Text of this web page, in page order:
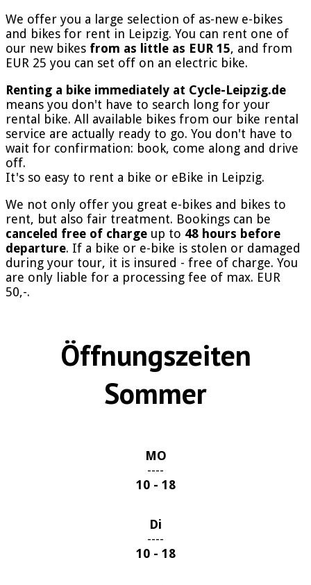
We offer you a large selection of as-new e-bikes
and bikes for rent in Leipzig. You can rent one of
our new bikes from as little as EUR 15, and from
EUR 25 you can set off on an electric bike.
Renting a bike immediately at Cycle-Leipzig.de
means you don't have to search long for your
rental bike. All available bikes from our bike rental
service are actually ready to go. You don't have to
wait for confirmation: book, come along and drive
off.
It's so easy to rent a bike or eBike in Leipzig.
We not only offer you great e-bikes and bikes to
rent, but also fair treatment. Bookings can be
canceled free of charge up to 48 hours before
departure. If a bike or e-bike is stolen or damaged
during your tour, it is insured - free of charge. You
are only liable for a processing fee of max. EUR
50,-.
Öffnungszeiten
Sommer
MO
----
10 - 18
Di
----
10 - 18